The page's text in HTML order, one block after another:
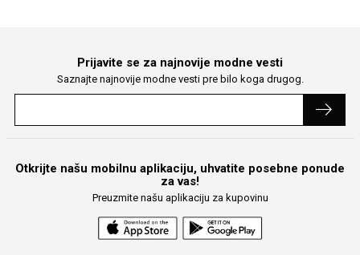
Prijavite se za najnovije modne vesti
Saznajte najnovije modne vesti pre bilo koga drugog.
Otkrijte našu mobilnu aplikaciju, uhvatite posebne ponude
za vas!
Preuzmite našu aplikaciju za kupovinu